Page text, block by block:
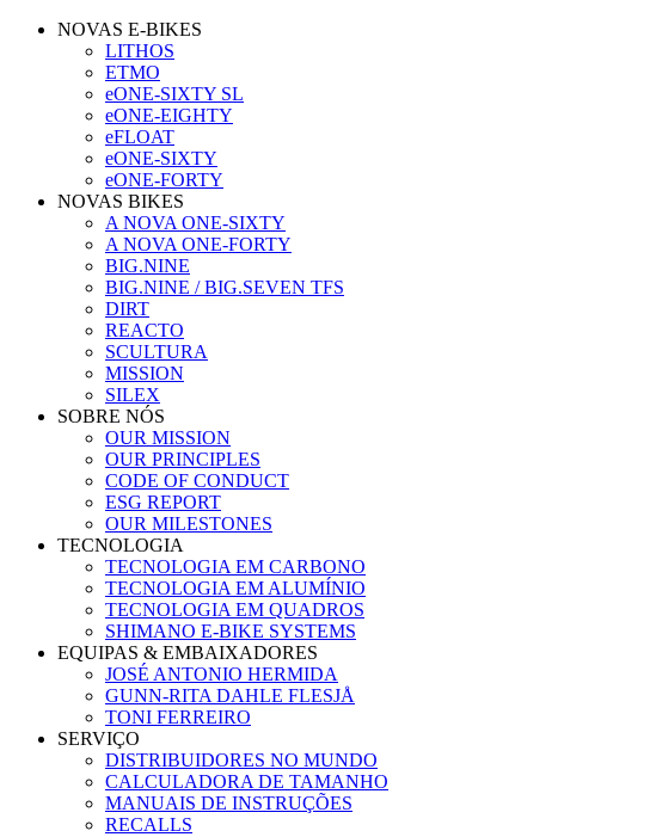
NOVAS E-BIKES
LITHOS
ETMO
eONE-SIXTY SL
eONE-EIGHTY
eFLOAT
eONE-SIXTY
eONE-FORTY
NOVAS BIKES
A NOVA ONE-SIXTY
A NOVA ONE-FORTY
BIG.NINE
BIG.NINE / BIG.SEVEN TFS
DIRT
REACTO
SCULTURA
MISSION
SILEX
SOBRE NÓS
OUR MISSION
OUR PRINCIPLES
CODE OF CONDUCT
ESG REPORT
OUR MILESTONES
TECNOLOGIA
TECNOLOGIA EM CARBONO
TECNOLOGIA EM ALUMÍNIO
TECNOLOGIA EM QUADROS
SHIMANO E-BIKE SYSTEMS
EQUIPAS & EMBAIXADORES
JOSÉ ANTONIO HERMIDA
GUNN-RITA DAHLE FLESJÅ
TONI FERREIRO
SERVIÇO
DISTRIBUIDORES NO MUNDO
CALCULADORA DE TAMANHO
MANUAIS DE INSTRUÇÕES
RECALLS